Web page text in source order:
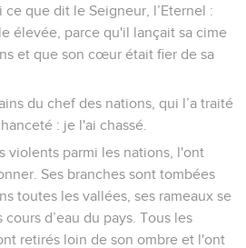
ce que dit le Seigneur, l’Eternel :
élevée, parce qu'il lançait sa cime
et que son cœur était fier de sa
du chef des nations, qui l’a traité
: je l'ai chassé.
violents parmi les nations, l'ont
Ses branches sont tombées
toutes les vallées, ses rameaux se
d’eau du pays. Tous les
retirés loin de son ombre et l'ont